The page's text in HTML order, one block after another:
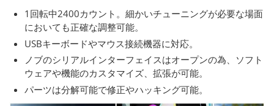
1回転中2400カウント。細かいチューニングが必要な場面
においても正確な調整可能。
USBキーボードやマウス接続機器に対応。
ノブのシリアルインターフェイスはオープンの為、ソフト
ウェアや機能のカスタマイズ、拡張が可能。
パーツは分解可能で修正やハッキング可能。